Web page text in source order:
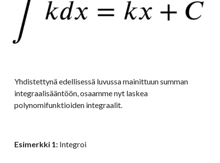
Yhdistettynä edellisessä luvussa mainittuun summan
integraalisääntöön, osaamme nyt laskea
polynomifunktioiden integraalit.
Esimerkki 1: Integroi